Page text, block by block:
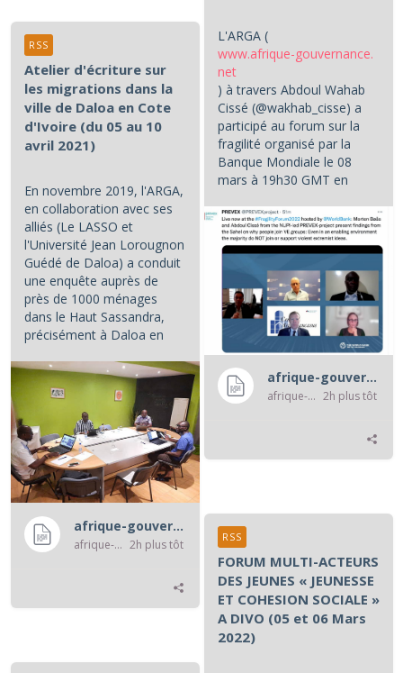
L'ARGA (
www.afrique-gouvernance.
net
) à travers Abdoul Wahab
Cissé (@wakhab_cisse) a
participé au forum sur la
fragilité organisé par la
Banque Mondiale le 08
mars à 19h30 GMT en
afrique-gouvernance-rss
afrique-gouvernance-rss 2h plus tôt
Atelier d'écriture sur
les migrations dans la
ville de Daloa en Cote
d'Ivoire (du 05 au 10
avril 2021)
En novembre 2019, l'ARGA,
en collaboration avec ses
alliés (Le LASSO et
l'Université Jean Lorougnon
Guédé de Daloa) a conduit
une enquête auprès de
près de 1000 ménages
dans le Haut Sassandra,
précisément à Daloa en
afrique-gouvernance-rss
afrique-gouvernance-rss 2h plus tôt
RSS
FORUM MULTI-ACTEURS
DES JEUNES « JEUNESSE
ET COHESION SOCIALE »
A DIVO (05 et 06 Mars
2022)
RSS